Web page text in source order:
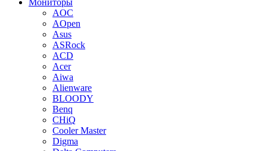
Мониторы
AOC
AOpen
Asus
ASRock
ACD
Acer
Aiwa
Alienware
BLOODY
Benq
CHiQ
Cooler Master
Digma